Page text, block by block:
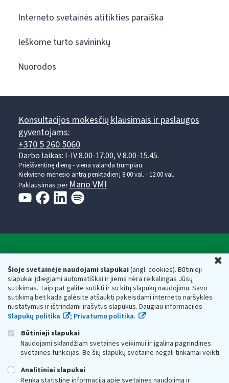
Šioje svetainėje naudojami slapukai(angl. cookies). Būtinieji
slapukai įdiegiami automatiškai ir jiems nėra reikalingas Jūsų
sutikimas. Taip pat galite sutikti ir su kitų slapukų naudojimu. Savo
sutikimą bet kada galėsite atšaukti pakeisdami interneto naršyklės
nustatymus ir ištrindami įrašytus slapukus. Daugiau informacijos
Slapukų politika
; Privatumo politika.
Būtinieji slapukai
Naudojami sklandžiam svetainės veikimui ir įgalina pagrindines
svetainės funkcijas. Be šių slapukų svetainė negali tinkamai veikti.
Analitiniai slapukai
Renka statistinę informaciją apie svetainės naudojimą ir
Interneto svetainės atitikties paraiška
Ieškome turto savininkų
Nuorodos
Konsultacijos mokesčių klausimais ir paslaugos
gyventojams:
+370 5 260 5060
Darbo laikas: I-IV 8.00-17.00, V 8.00-15.45.
Prieššventinę dieną - viena valanda trumpiau.
Kiekvieno mėnesio antrą penktadienį 8.00 val. - 12.00 val.
Paklausimas per Mano VMI
Respublikos finansų ministerijos
Biudžetinė įstaiga. Juridinio asmens kodas — 188659752,
adresas: Vasario 16-osios g. 14, 01107 Vilnius, Lietuva, el.paštas:
vmi@vmi.lt, E. pristatymo dėžutės adresas 188659752
Duomenys apie Valstybinę mokesčių inspekciją prie Lietuvos
Respublikos finansų ministerijos kaupiami ir saugomi Juridinių